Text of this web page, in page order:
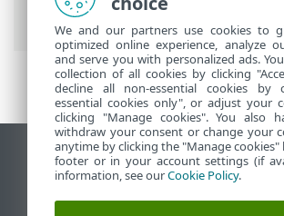
Administrator
Visualizza sito desktop
End of Life
ESET Knowledge Base
We and our partners use cookies to
optimized online experience, analyze
and serve you with personalized ads.
collection of all cookies by clicking
decline all non-essential cookies by
essential cookies only", or adjust your
clicking "Manage cookies". You also
withdraw your consent or change your
anytime by clicking the "Manage
footer or in your account settings (if
information, see ourCookie Policy.